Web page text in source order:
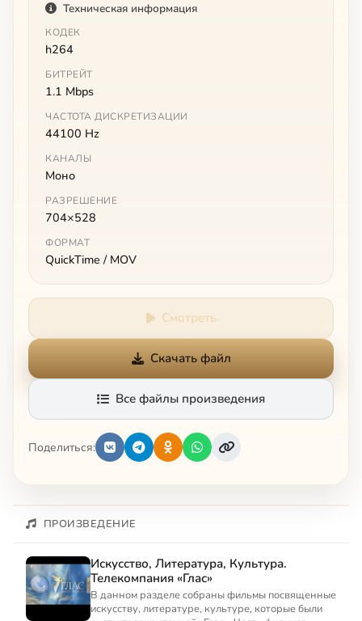
Техническая информация
КОДЕК
h264
БИТРЕЙТ
1.1 Mbps
ЧАСТОТА ДИСКРЕТИЗАЦИИ
44100 Hz
КАНАЛЫ
Моно
РАЗРЕШЕНИЕ
704×528
ФОРМАТ
QuickTime / MOV
Смотреть
Скачать файл
Все файлы произведения
Поделиться:
ПРОИЗВЕДЕНИЕ
Искусство, Литература, Культура.
Телекомпания «Глас»
В данном разделе собраны фильмы посвященные
искусству, литературе, культуре, которые были